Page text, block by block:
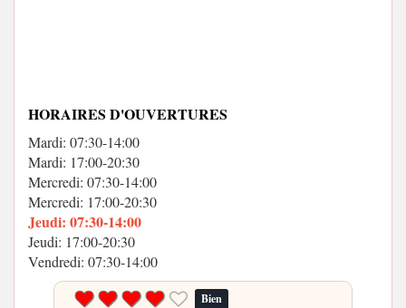
HORAIRES D'OUVERTURES
Mardi: 07:30-14:00
Mardi: 17:00-20:30
Mercredi: 07:30-14:00
Mercredi: 17:00-20:30
Jeudi: 07:30-14:00
Jeudi: 17:00-20:30
Vendredi: 07:30-14:00
Bien